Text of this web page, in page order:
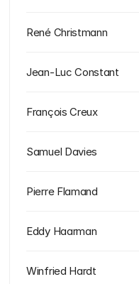
René Christmann
Jean-Luc Constant
François Creux
Samuel Davies
Pierre Flamand
Eddy Haarman
Winfried Hardt